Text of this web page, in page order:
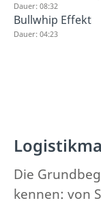
Dauer: 08:32
Bullwhip Effekt
Dauer: 04:23
Die
kennen: von